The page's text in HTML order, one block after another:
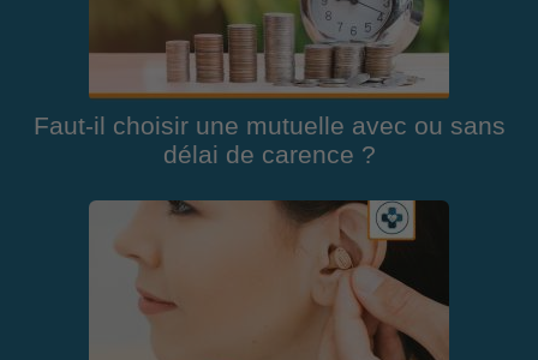
Faut-il choisir une mutuelle avec ou sans
délai de carence ?